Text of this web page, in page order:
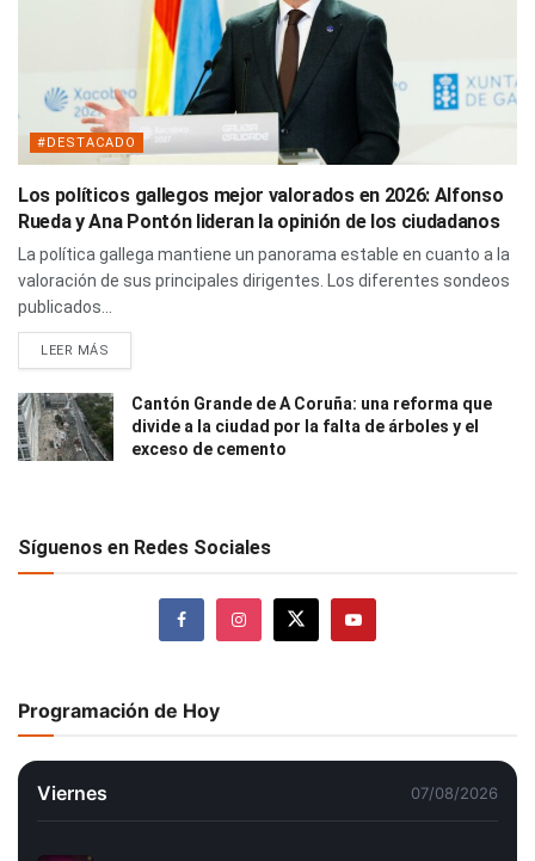
#DESTACADO
Los políticos gallegos mejor valorados en 2026: Alfonso
Rueda y Ana Pontón lideran la opinión de los ciudadanos
La política gallega mantiene un panorama estable en cuanto a la
valoración de sus principales dirigentes. Los diferentes sondeos
publicados...
LEER MÁS
Cantón Grande de A Coruña: una reforma que
divide a la ciudad por la falta de árboles y el
exceso de cemento
Síguenos en Redes Sociales
Programación de Hoy
Viernes 07/08/2026